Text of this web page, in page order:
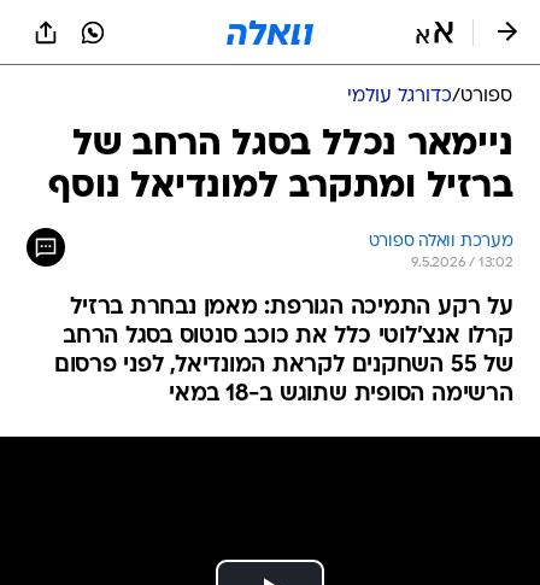
ספורט/כדורגל עולמי
ניימאר נכלל בסגל הרחב של
ברזיל ומתקרב למונדיאל נוסף
מערכת וואלה ספורט
9.5.2026 / 13:02
על רקע התמיכה הגורפת: מאמן נבחרת ברזיל
קרלו אנצ'לוטי כלל את כוכב סנטוס בסגל הרחב
של 55 השחקנים לקראת המונדיאל, לפני פרסום
הרשימה הסופית שתוגש ב-18 במאי